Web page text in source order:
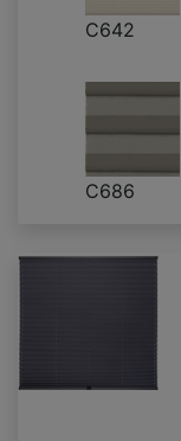
C642
C686